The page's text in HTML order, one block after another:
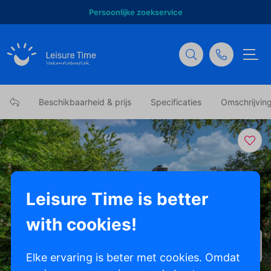
Persoonlijke zoekservice
Beschikbaarheid & prijs Specificaties
Leisure Time is better
with cookies!
Elke ervaring is beter met cookies. Omdat